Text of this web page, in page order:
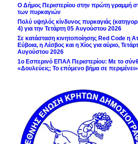
Ο Δήμος Περιστερίου στην πρώτη γραμμή
των πυρκαγιών
Πολύ υψηλός κίνδυνος πυρκαγιάς
4) για την Τετάρτη 05 Αυγούστου 2026
Σε κατάσταση κινητοποίησης Red Code η
Εύβοια, η Λέσβος και η Χίος για αύριο,
Αυγούστου 2026
1ο Εσπερινό ΕΠΑΛ Περιστερίου: Με το
«Δουλεύεις; Το επόμενο βήμα σε περιμένει»